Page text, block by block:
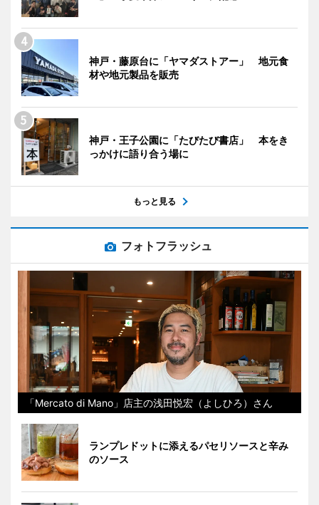
神戸・藤原台に「ヤマダストアー」 地元食
材や地元製品を販売
神戸・王子公園に「たびたび書店」 本をき
っかけに語り合う場に
もっと見る
フォトフラッシュ
「Mercato di Mano」店主の浅田悦宏（よしひろ）さん
ランプレドットに添えるパセリソースと辛み
のソース